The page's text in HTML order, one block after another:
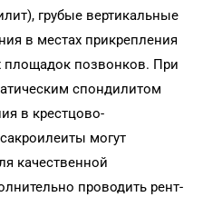
грубые вертикальные
в местах прикрепления
площадок позвонков. При
спондилитом
в крестцово-
могут
качественной
проводить рент­